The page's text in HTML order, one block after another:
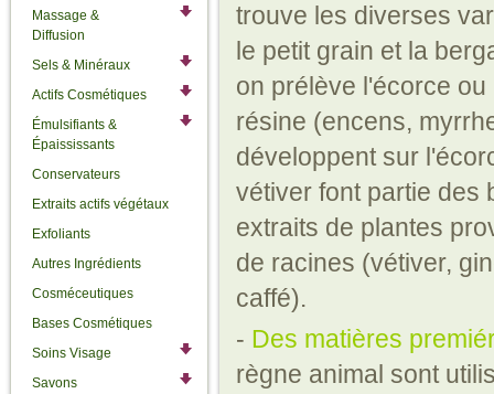
Massage &
Diffusion
Sels & Minéraux
Actifs Cosmétiques
Émulsifiants &
Épaississants
Conservateurs
Extraits actifs végétaux
Exfoliants
Autres Ingrédients
Cosméceutiques
Bases Cosmétiques
Soins Visage
Savons
trouve les diverses
le petit grain et la
on prélève l'écorce
résine (encens,
développent sur
vétiver font partie des
extraits de plantes
de racines (vétiver,
caffé).
- Des matières
règne animal sont